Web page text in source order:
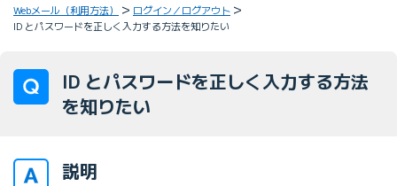
Webメール（利用方法）
ログイン／ログアウト
ID とパスワードを正しく入力する方法を知りたい
ID とパスワードを正しく入力する方法
を知りたい
説明